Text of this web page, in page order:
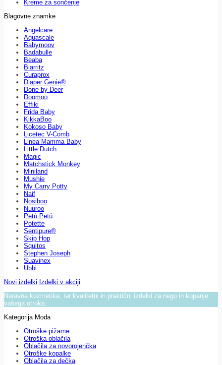
Kreme za sončenje
Blagovne znamke
Angelcare
Aquascale
Babymoov
Badabulle
Beaba
Biarritz
Curaprox
Diaper Genie®
Done by Deer
Doomoo
Effiki
Frida Baby
KikkaBoo
Kokoso Baby
Licetec V-Comb
Linea Mamma Baby
Little Dutch
Magic
Matchstick Monkey
Miniland
Mushie
My Carry Potty
Naif
Nosiboo
Nuuroo
Petú Petú
Potette
Sentipure®
Skip Hop
Squitos
Stephen Joseph
Suavinex
Ubbi
Novi izdelki Izdelki v akciji
Naravna kozmetika, ter kvalitetni in praktični izdelki za nego in kopanje
vašega otroka.
Kategorija Moda
Otroške pižame
Otroška oblačila
Oblačila za novorojenčka
Otroške kopalke
Oblačila za dečka